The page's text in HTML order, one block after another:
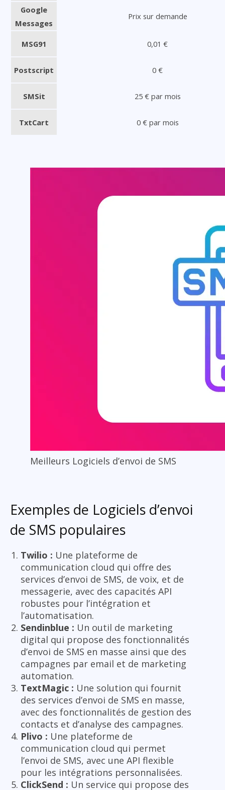
Google
Messages
Prix sur demande
MSG91 0,01 €
Postscript 0 €
SMSit 25 € par mois
TxtCart 0 € par mois
Meilleurs Logiciels d’envoi de SMS
Exemples de Logiciels d’envoi
de SMS populaires
Twilio : Une plateforme de
communication cloud qui offre des
services d’envoi de SMS, de voix, et de
messagerie, avec des capacités API
robustes pour l’intégration et
l’automatisation.
Sendinblue : Un outil de marketing
digital qui propose des fonctionnalités
d’envoi de SMS en masse ainsi que des
campagnes par email et de marketing
automation.
TextMagic : Une solution qui fournit
des services d’envoi de SMS en masse,
avec des fonctionnalités de gestion des
contacts et d’analyse des campagnes.
Plivo : Une plateforme de
communication cloud qui permet
l’envoi de SMS, avec une API flexible
pour les intégrations personnalisées.
ClickSend : Un service qui propose des